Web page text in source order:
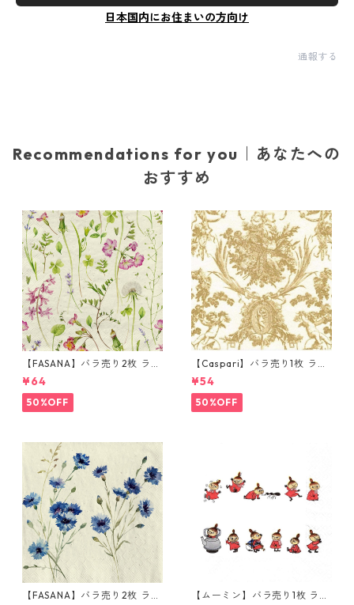
日本国内にお住まいの方向け
通報する
Recommendations for you｜あなたへの
おすすめ
【FASANA】バラ売り2枚 ラン
チサイズ ペーパーナプキン su
mmer time ナチュラル
¥64
50%OFF
【Caspari】バラ売り1枚 ラン
チサイズ ペーパーナプキン R
OMANTIC TOILE アイボリー×
パールゴールド
¥54
50%OFF
【FASANA】バラ売り2枚 ラン
【ムーミン】バラ売り1枚 ラン